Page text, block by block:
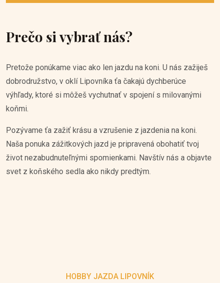
Prečo si vybrať nás?
Pretože ponúkame viac ako len jazdu na koni. U nás zažiješ
dobrodružstvo, v oklí Lipovníka ťa čakajú dychberúce
výhľady, ktoré si môžeš vychutnať v spojení s milovanými
koňmi.
Pozývame ťa zažiť krásu a vzrušenie z jazdenia na koni.
Naša ponuka zážitkových jazd je pripravená obohatiť tvoj
život nezabudnuteľnými spomienkami. Navštív nás a objavte
svet z koňského sedla ako nikdy predtým.
HOBBY JAZDA LIPOVNÍK